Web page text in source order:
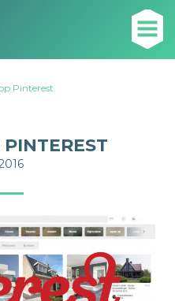
Pinterest